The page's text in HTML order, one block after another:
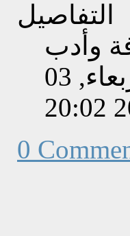
التفاصيل
وأدب
تم إنشاءه بتاريخ الأربعاء, 03
0